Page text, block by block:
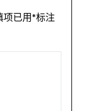
项已用*标注